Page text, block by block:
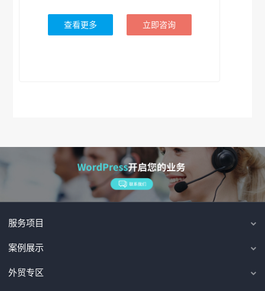
查看更多 立即咨询
服务项目
案例展示
外贸专区